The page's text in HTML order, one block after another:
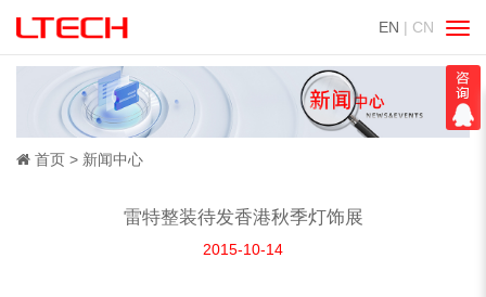
EN | CN
切
换
导
航
首页 新闻中心
雷特整装待发香港秋季灯饰展
2015-10-14